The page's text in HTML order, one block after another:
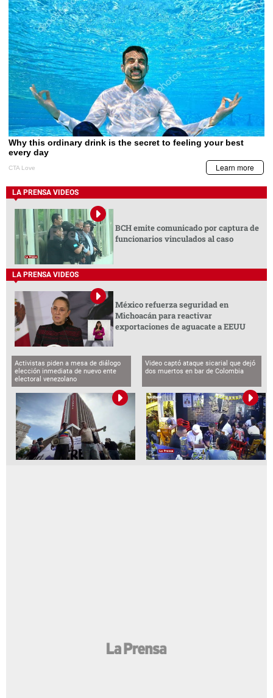
LA PRENSA VIDEOS
BCH emite comunicado por captura de
funcionarios vinculados al caso
LA PRENSA VIDEOS
México refuerza seguridad en
Michoacán para reactivar
exportaciones de aguacate a EEUU
Activistas piden a mesa de diálogo
elección inmediata de nuevo ente
electoral venezolano
Video captó ataque sicarial que dejó
dos muertos en bar de Colombia